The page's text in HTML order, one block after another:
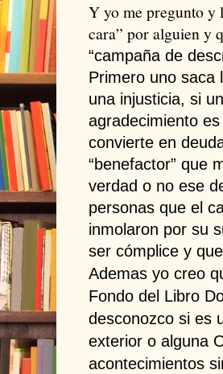
Y yo me pregunto y
cara” por alguien y
“campaña de
Primero uno saca
una injusticia, si
agradecimiento
convierte en
“benefactor” que
verdad o no ese
personas que el
inmolaron por su
ser cómplice y
Ademas yo creo
Fondo del Libro
desconozco si es
exterior o alguna
acontecimientos